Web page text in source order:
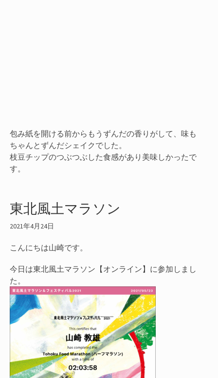
包み紙を開ける前からもうずんだの香りがして、味も
ちゃんとずんだシェイクでした。
枝豆チップのつぶつぶした食感があり美味しかったで
す。
東北風土マラソン
2021年4月24日
こんにちは山崎です。
今日は東北風土マラソン【オンライン】に参加しまし
た。